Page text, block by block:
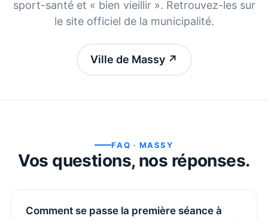
sport-santé et « bien vieillir ». Retrouvez-les sur
le site officiel de la municipalité.
Ville de Massy ↗
FAQ · MASSY
Vos questions, nos réponses.
Comment se passe la première séance à